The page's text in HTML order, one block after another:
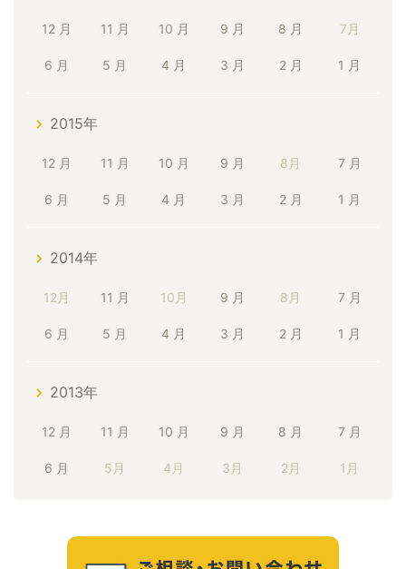
12 月 11 月 10 月 9 月 8 月 7月
6 月 5 月 4 月 3 月 2 月 1 月
2015年
12 月 11 月 10 月 9 月 8月 7 月
6 月 5 月 4 月 3 月 2 月 1 月
2014年
12月 11 月 10月 9 月 8月 7 月
6 月 5 月 4 月 3 月 2 月 1 月
2013年
12 月 11 月 10 月 9 月 8 月 7 月
6 月 5月 4月 3月 2月 1月